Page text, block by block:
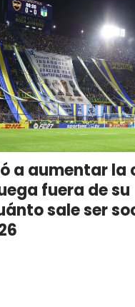
a aumentar la
fuera de su
sale ser